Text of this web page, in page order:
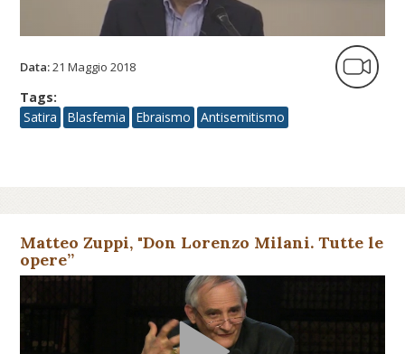
Data:21 Maggio 2018
Tags:
Satira
Blasfemia Ebraismo Antisemitismo
Matteo Zuppi, "Don Lorenzo Milani. Tutte le
opere”